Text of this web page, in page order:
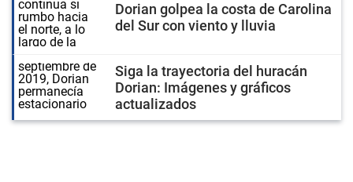
Dorian golpea la costa de Carolina
del Sur con viento y lluvia
Siga la trayectoria del huracán
Dorian: Imágenes y gráficos
actualizados